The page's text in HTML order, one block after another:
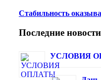
Стабильность
Последние новости
УСЛОВИЯ